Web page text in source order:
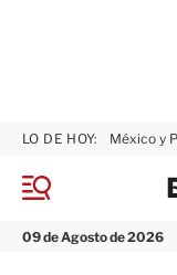
M
n
09 de Agosto de 2026
LO DE HOY: México y